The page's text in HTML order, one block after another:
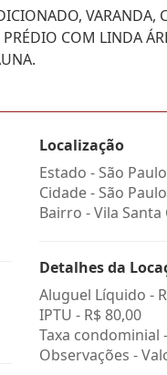
VARANDA,
COM LINDA
Localização
Estado -São Paulo
Cidade -São Paulo
Bairro -Vila Santa
Detalhes da
Aluguel Líquido -
IPTU - R$ 80,00
Taxa condominial -
Observações -